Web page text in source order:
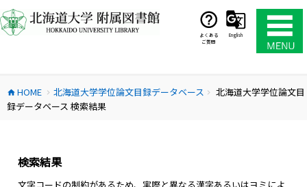
ン
テ
ス
キ
よくある
ご質問
English
home HOME chevron_right 北海道大学学位論文目録データベース chevron_right
北海道大学学位論文目
録データベース 検索結果
検索結果